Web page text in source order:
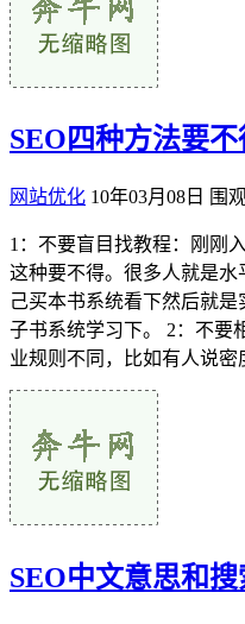
SEO四种方法要不
网站优化 10年03月08日 围
1：不要盲目找教程：刚刚
这种要不得。很多人就是
己买本书系统看下然后就
子书系统学习下。 2：不要
业规则不同，比如有人说密
SEO中文意思和